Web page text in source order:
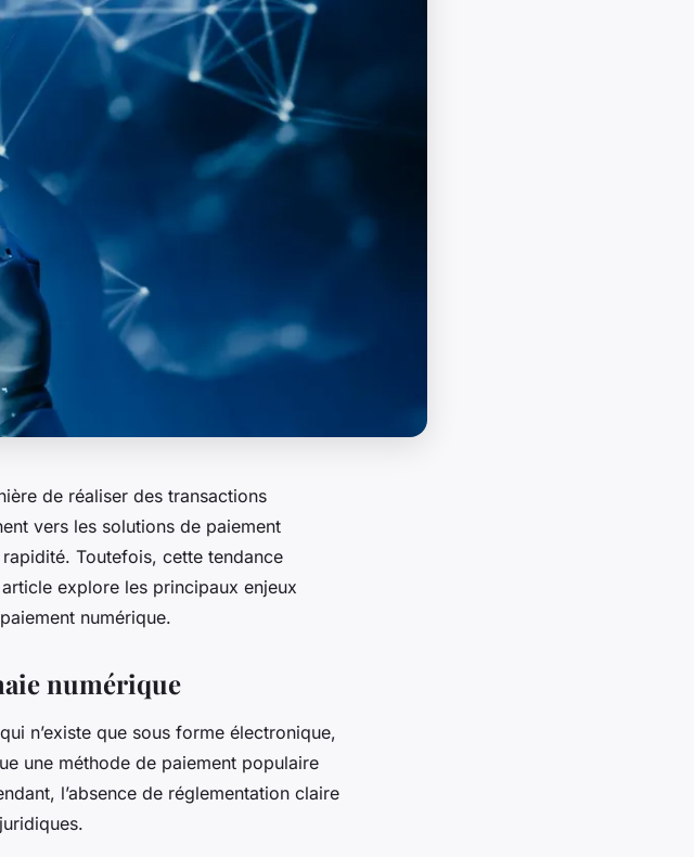
de réaliser des transactions
vers les solutions de paiement
Toutefois, cette tendance
explore les principaux enjeux
numérique.
numérique
n’existe que sous forme électronique,
une méthode de paiement populaire
l’absence de réglementation claire